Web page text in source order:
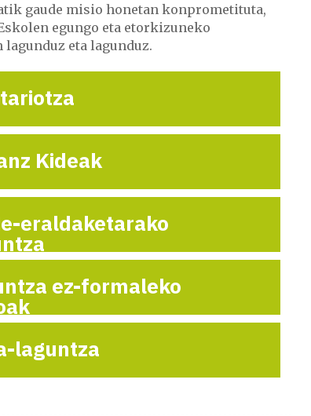
gaude misio honetan konprometituta,
egungo eta etorkizuneko
eta lagunduz.
Kideak
eraldaketarako
ez-formaleko
laguntza
 9-iraila-2022